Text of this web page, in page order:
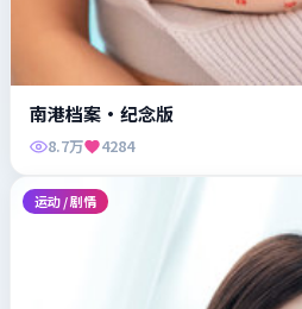
南港档案·纪念版
8.7万 4284
运动 / 剧情